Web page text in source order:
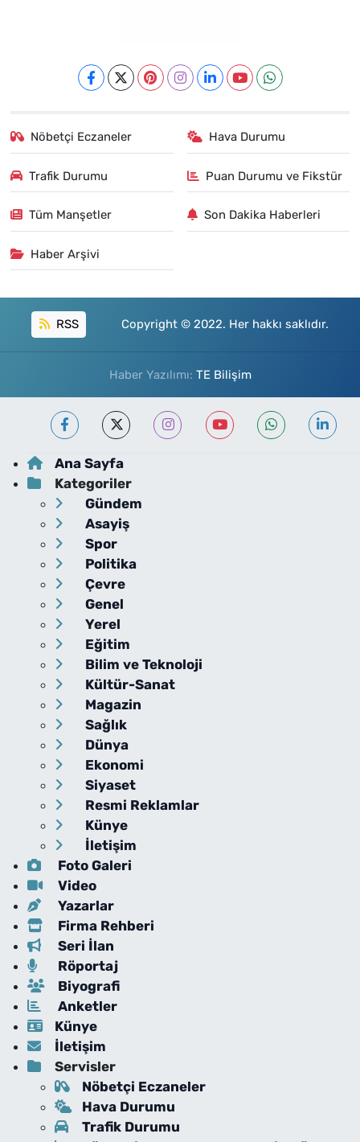
Nöbetçi Eczaneler Hava Durumu
Trafik Durumu Puan Durumu ve Fikstür
Tüm Manşetler Son Dakika Haberleri
Haber Arşivi
RSS Copyright © 2022. Her hakkı saklıdır.
Haber Yazılımı: TE Bilişim
Ana Sayfa
Kategoriler
Gündem
Asayiş
Spor
Politika
Çevre
Genel
Yerel
Eğitim
Bilim ve Teknoloji
Kültür-Sanat
Magazin
Sağlık
Dünya
Ekonomi
Siyaset
Resmi Reklamlar
Künye
İletişim
Foto Galeri
Video
Yazarlar
Firma Rehberi
Seri İlan
Röportaj
Biyografi
Anketler
Künye
İletişim
Servisler
Nöbetçi Eczaneler
Hava Durumu
Trafik Durumu